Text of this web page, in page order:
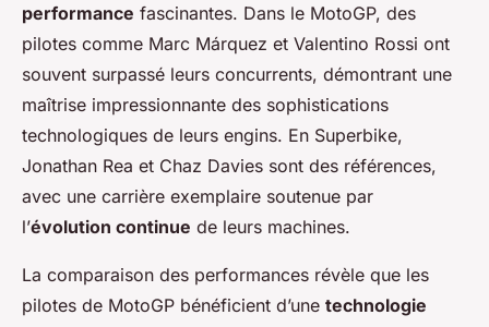
performance fascinantes. Dans le MotoGP, des
pilotes comme Marc Márquez et Valentino Rossi ont
souvent surpassé leurs concurrents, démontrant une
maîtrise impressionnante des sophistications
technologiques de leurs engins. En Superbike,
Jonathan Rea et Chaz Davies sont des références,
avec une carrière exemplaire soutenue par
l’évolution continue de leurs machines.
La comparaison des performances révèle que les
pilotes de MotoGP bénéficient d’une technologie